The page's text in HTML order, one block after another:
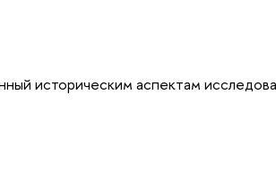
историческим аспектам